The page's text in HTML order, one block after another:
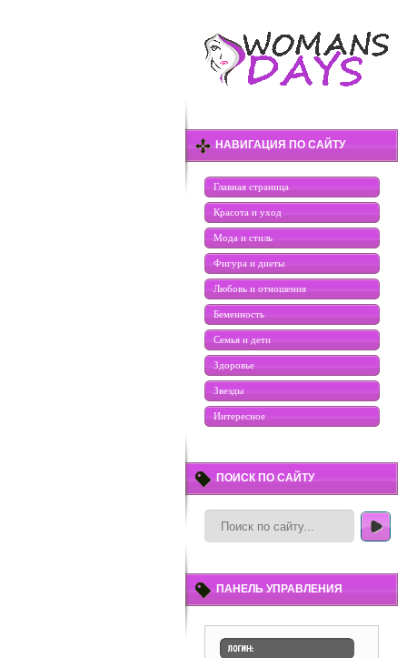
НАВИГАЦИЯ ПО САЙТУ
Главная страница
Красота и уход
Мода и стиль
Фигура и диеты
Любовь и отношения
Беменность
Семья и дети
Здоровье
Звезды
Интересное
ПОИСК ПО САЙТУ
ПАНЕЛЬ УПРАВЛЕНИЯ